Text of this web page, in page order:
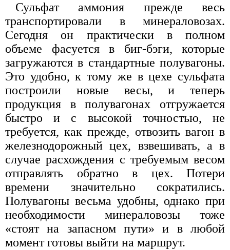
Сульфат аммония прежде весь
транспортировали в минераловозах.
Сегодня он практически в полном
объеме фасуется в биг-бэги, которые
загружаются в стандартные полувагоны.
Это удобно, к тому же в цехе сульфата
построили новые весы, и теперь
продукция в полувагонах отгружается
быстро и с высокой точностью, не
требуется, как прежде, отвозить вагон в
железнодорожный цех, взвешивать, а в
случае расхождения с требуемым весом
отправлять обратно в цех. Потери
времени значительно сократились.
Полувагоны весьма удобны, однако при
необходимости минераловозы тоже
«стоят на запасном пути» и в любой
момент готовы выйти на маршрут.